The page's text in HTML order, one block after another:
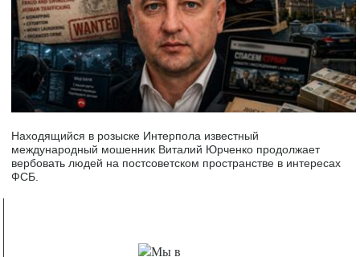
Находящийся в розыске Интерпола известный
международный мошенник Виталий Юрченко продолжает
вербовать людей на постсоветском пространстве в интересах
ФСБ.